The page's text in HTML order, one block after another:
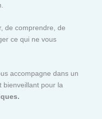
de comprendre, de
ce qui ne vous
accompagne dans un
bienveillant pour la